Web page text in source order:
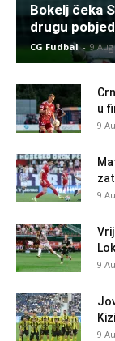
Bokelj čeka
drugu
CG Fudbal - 9 Aug
u
9
9
9
9